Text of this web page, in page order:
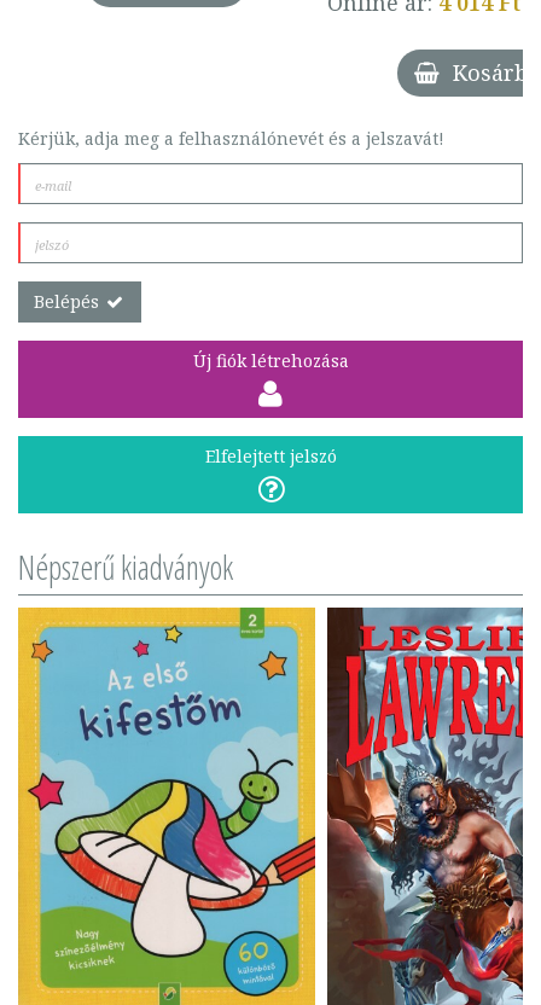
Kosárba
Kérjük, adja meg a felhasználónevét és a jelszavát!
Belépés
Új fiók létrehozása
Elfelejtett jelszó
Népszerű kiadványok